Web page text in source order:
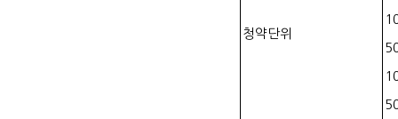
청약단위